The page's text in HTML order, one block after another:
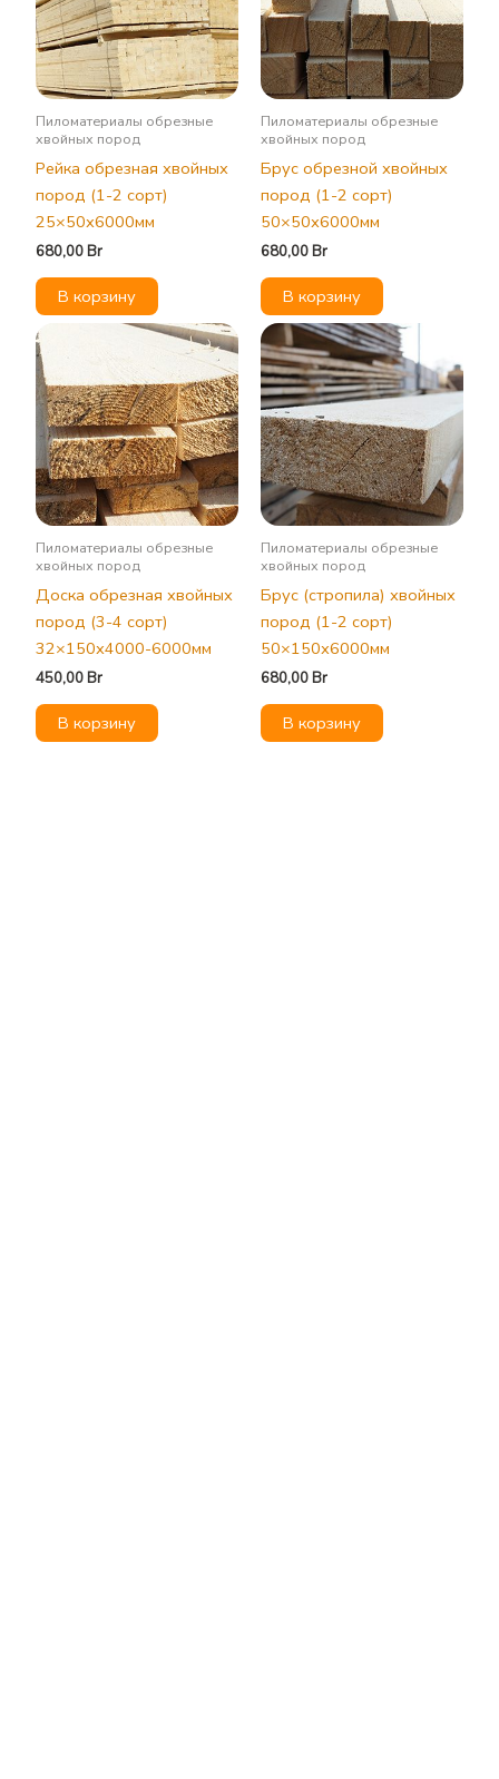
Пиломатериалы обрезные
хвойных пород
Рейка обрезная хвойных
пород (1-2 сорт)
25×50х6000мм
680,00Br
В корзину
Пиломатериалы обрезные
хвойных пород
Брус обрезной хвойных
пород (1-2 сорт)
50×50х6000мм
680,00Br
В корзину
Пиломатериалы обрезные
хвойных пород
Доска обрезная хвойных
пород (3-4 сорт)
32×150х4000-6000мм
450,00Br
В корзину
Пиломатериалы обрезные
хвойных пород
Брус (стропила) хвойных
пород (1-2 сорт)
50×150х6000мм
680,00Br
В корзину